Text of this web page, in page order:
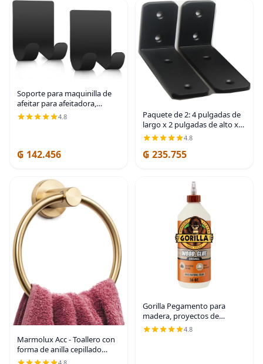
Soporte para maquinilla de
afeitar para afeitadora,
soporte para colgar paños de
cocina, 2 unidades,
4.8
₲ 142.456
Paquete de 2: 4 pulgadas de
largo x 2 pulgadas de alto x
1.5 pulgadas de ancho, 0.197
in de grosor, soportes de
estante de hierro, soportes
4.8
₲ 235.755
Marmolux Acc - Toallero con
forma de anilla cepillado
dorado - Moderno soporte
Gorilla Pegamento para
madera, proyectos de
carpintería para interiores y
exteriores, pintable, lijable,
4.8